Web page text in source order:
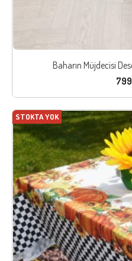
Baharın Müjdecisi
STOKTA YOK